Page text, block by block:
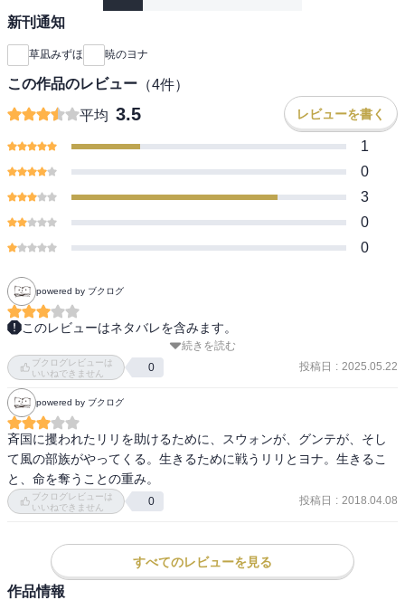
新刊通知
草凪みずほ 暁のヨナ
この作品のレビュー （4件）
平均 3.5 レビューを書く
1
0
3
0
0
powered by ブクログ
このレビューはネタバレを含みます。
奴隷にするのに拉致するとして
女子供も同じ様に労働をさせるのは効率が悪い気がする。
煮炊きや別の仕事を宛てがうのが普通では。
それもナダイがあるから関係ないということだろうか。
髪も着物もそのままで働きづらそうだ。
実際ナダイ入りであろうがなかろうが
酒は脱水症状を起こすのだから飲水は酒だけ
というのも意味がわからない。
前も思ったが、護衛の一人は残すべきだ。
ヨナとリリも心配だが、ハクの心労も心配なところ。
ユンに手綱を握るよう頼み、ハクに
続きを読む
ブクログレビューは
いいねできません
0 投稿日 : 2025.05.22
powered by ブクログ
斉国に攫われたリリを助けるために、スウォンが、グンテが、そし
て風の部族がやってくる。生きるために戦うリリとヨナ。生きるこ
と、命を奪うことの重み。
ブクログレビューは
いいねできません
0 投稿日 : 2018.04.08
すべてのレビューを見る
作品情報